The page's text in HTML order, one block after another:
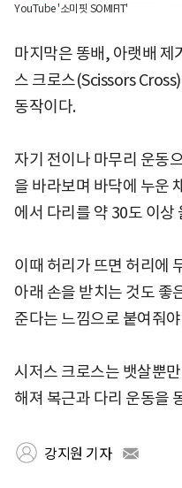
YouTube '소미핏 SOMIFIT'
마지막은 똥배, 아랫배 제
스 크로스(Scissors
동작이다.
자기 전이나 마무리 운동
을 바라보며 바닥에 누운
에서 다리를 약 30도 이상
이때 허리가 뜨면 허리에
아래 손을 받치는 것도 좋
준다는 느낌으로 붙여줘
시저스 크로스는 뱃살뿐
해져 복근과 다리 운동을
강지원 기자